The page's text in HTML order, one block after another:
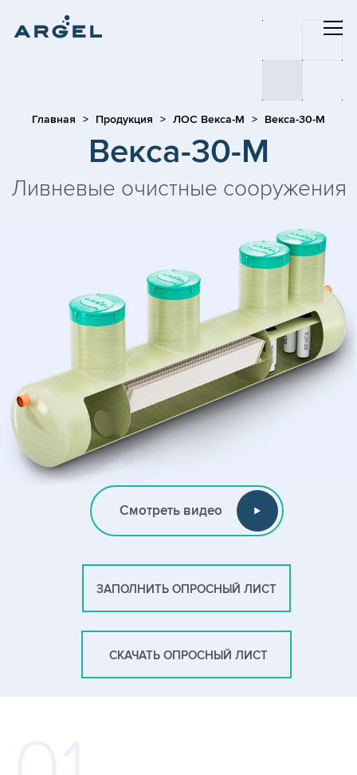
Главная Продукция ЛОС Векса-М Векса-30-М
Векса-30-М
Ливневые очистные сооружения
ЗАПОЛНИТЬ ОПРОСНЫЙ ЛИСТ
СКАЧАТЬ ОПРОСНЫЙ ЛИСТ
Смотреть видео